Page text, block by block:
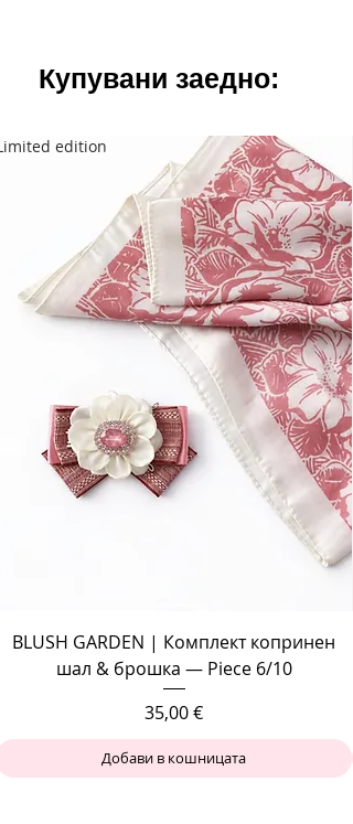
Купувани заедно:
edition
BLUSH GARDEN | Комплект копринен
шал & брошка — Piece 6/10
Цена
35,00 €
Добави в кошницата